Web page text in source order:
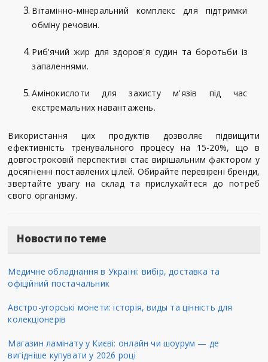
Вітамінно-мінеральний комплекс для підтримки
обміну речовин.
Риб'ячий жир для здоров'я судин та боротьби із
запаленнями.
Амінокислоти для захисту м'язів під час
екстремальних навантажень.
Використання цих продуктів дозволяє підвищити
ефективність тренувального процесу на 15-20%, що в
довгостроковій перспективі стає вирішальним фактором у
досягненні поставлених цілей. Обирайте перевірені бренди,
звертайте увагу на склад та прислухайтеся до потреб
свого організму.
Новости по теме
Медичне обладнання в Україні: вибір, доставка та
офіційний постачальник
Австро-угорські монети: історія, виды та цінність для
колекціонерів
Магазин ламінату у Києві: онлайн чи шоурум — де
вигідніше купувати у 2026 році